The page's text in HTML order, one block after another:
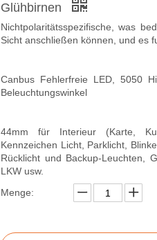
Glühbirnen
Nichtpolaritätsspezifische, was
Sicht anschließen können, und es
Canbus Fehlerfreie LED, 5050
Beleuchtungswinkel
44mm für Interieur (Karte,
Kennzeichen Licht, Parklicht,
Rücklicht und Backup-Leuchten,
LKW usw.
Menge: